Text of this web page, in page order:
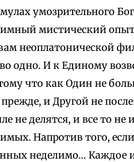
умозрительного
мистический
неоплатонической
одно. И к Единому
что как Один не
и Другой не
не делятся, и все то не
Напротив того,
неделимо… Каждое